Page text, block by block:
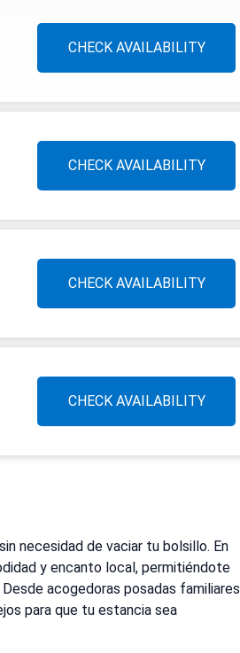
CHECK AVAILABILITY
CHECK AVAILABILITY
CHECK AVAILABILITY
CHECK AVAILABILITY
necesidad de vaciar tu bolsillo. En
y encanto local, permitiéndote
acogedoras posadas familiares
para que tu estancia sea